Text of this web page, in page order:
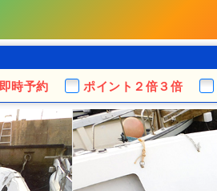
即時予約 ポイント ２倍３倍